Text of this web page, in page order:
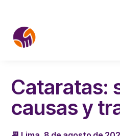
Cataratas:
causas y